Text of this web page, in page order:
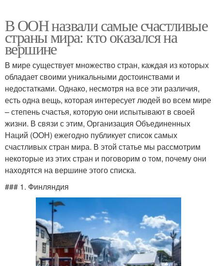
В ООН назвали самые счастливые
страны мира: кто оказался на
вершине
В мире существует множество стран, каждая из которых
обладает своими уникальными достоинствами и
недостатками. Однако, несмотря на все эти различия,
есть одна вещь, которая интересует людей во всем мире
– степень счастья, которую они испытывают в своей
жизни. В связи с этим, Организация Объединенных
Наций (ООН) ежегодно публикует список самых
счастливых стран мира. В этой статье мы рассмотрим
некоторые из этих стран и поговорим о том, почему они
находятся на вершине этого списка.
### 1. Финляндия